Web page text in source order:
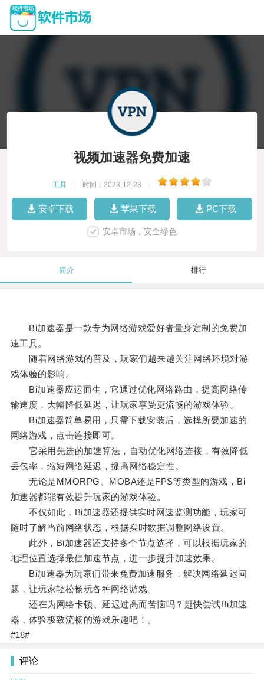
视频加速器免费加速
工具 时间：2023-12-23
安卓下载 苹果下载 PC下载
安卓市场，安全绿色
简介 排行
Bi加速器是一款专为网络游戏爱好者量身定制的免费加
速工具。
随着网络游戏的普及，玩家们越来越关注网络环境对游
戏体验的影响。
Bi加速器应运而生，它通过优化网络路由，提高网络传
输速度，大幅降低延迟，让玩家享受更流畅的游戏体验。
Bi加速器简单易用，只需下载安装后，选择所要加速的
网络游戏，点击连接即可。
它采用先进的加速算法，自动优化网络连接，有效降低
丢包率，缩短网络延迟，提高网络稳定性。
无论是MMORPG、MOBA还是FPS等类型的游戏，Bi
加速器都能有效提升玩家的游戏体验。
不仅如此，Bi加速器还提供实时网速监测功能，玩家可
随时了解当前网络状态，根据实时数据调整网络设置。
此外，Bi加速器还支持多个节点选择，可以根据玩家的
地理位置选择最佳加速节点，进一步提升加速效果。
Bi加速器为玩家们带来免费加速服务，解决网络延迟问
题，让玩家轻松畅玩各种网络游戏。
还在为网络卡顿、延迟过高而苦恼吗？赶快尝试Bi加速
器，体验极致流畅的游戏乐趣吧！。
#18#
评论